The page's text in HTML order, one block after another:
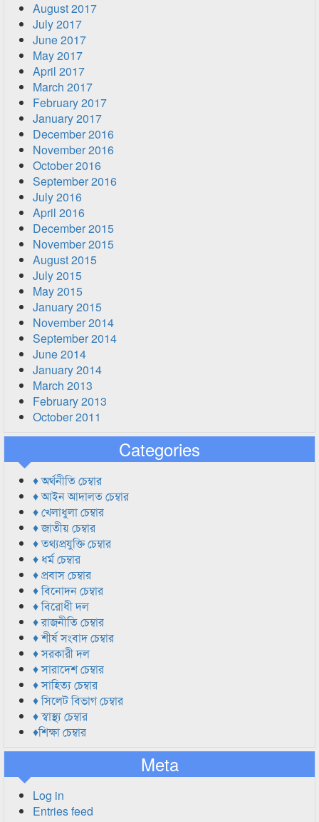
August 2017
July 2017
June 2017
May 2017
April 2017
March 2017
February 2017
January 2017
December 2016
November 2016
October 2016
September 2016
July 2016
April 2016
December 2015
November 2015
August 2015
July 2015
May 2015
January 2015
November 2014
September 2014
June 2014
January 2014
March 2013
February 2013
October 2011
Categories
♦ অর্থনীতি চেম্বার
♦ আইন আদালত চেম্বার
♦ খেলাধুলা চেম্বার
♦ জাতীয় চেম্বার
♦ তথ্যপ্রযুক্তি চেম্বার
♦ ধর্ম চেম্বার
♦ প্রবাস চেম্বার
♦ বিনোদন চেম্বার
♦ বিরোধী দল
♦ রাজনীতি চেম্বার
♦ শীর্ষ সংবাদ চেম্বার
♦ সরকারী দল
♦ সারাদেশ চেম্বার
♦ সাহিত্য চেম্বার
♦ সিলেট বিভাগ চেম্বার
♦ স্বাস্থ্য চেম্বার
♦শিক্ষা চেম্বার
Meta
Log in
Entries feed